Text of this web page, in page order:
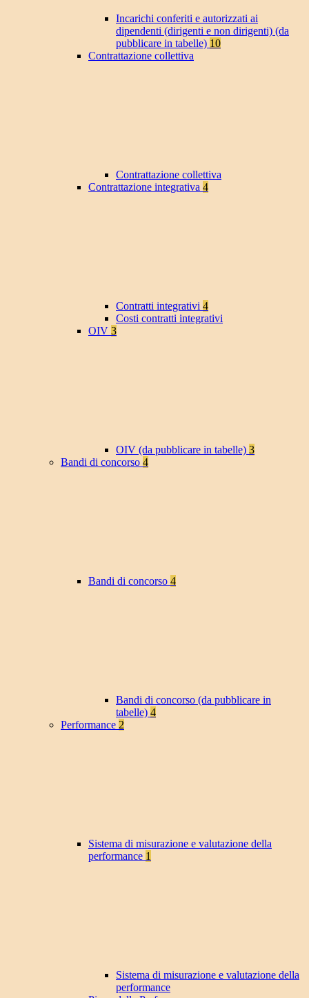
Incarichi conferiti e autorizzati ai
dipendenti (dirigenti e non dirigenti) (da
pubblicare in tabelle) 10
Contrattazione collettiva
Contrattazione collettiva
Contrattazione integrativa 4
Contratti integrativi 4
Costi contratti integrativi
OIV 3
OIV (da pubblicare in tabelle) 3
Bandi di concorso 4
Bandi di concorso 4
Bandi di concorso (da pubblicare in
tabelle) 4
Performance 2
Sistema di misurazione e valutazione della
performance 1
Sistema di misurazione e valutazione della
performance